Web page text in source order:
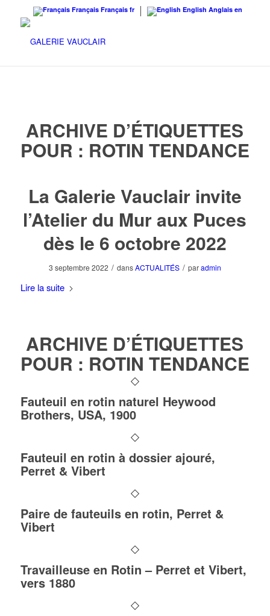
Français Français fr English Anglais en
ARCHIVE D’ÉTIQUETTES
POUR : ROTIN TENDANCE
La Galerie Vauclair invite
l’Atelier du Mur aux Puces
dès le 6 octobre 2022
3 septembre 2022 / dansACTUALITÉS / paradmin
Lire la suite
ARCHIVE D’ÉTIQUETTES
POUR : ROTIN TENDANCE
Fauteuil en rotin naturel Heywood
Brothers, USA, 1900
Fauteuil en rotin à dossier ajouré,
Perret & Vibert
Paire de fauteuils en rotin, Perret &
Vibert
Travailleuse en Rotin – Perret et Vibert,
vers 1880